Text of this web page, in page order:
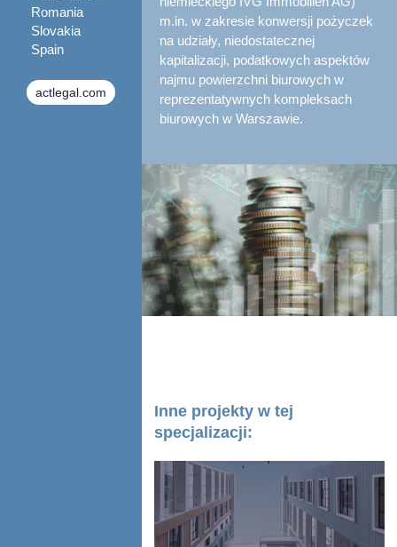
Romania
Slovakia
Spain
actlegal.com
m.in. w zakresie konwersji pożyczek
na udziały, niedostatecznej
kapitalizacji, podatkowych aspektów
najmu powierzchni biurowych w
reprezentatywnych kompleksach
biurowych w Warszawie.
Inne projekty w tej
specjalizacji: